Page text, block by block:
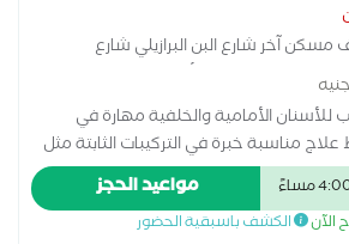
مسكن آخر شارع البن البرازيلي شارع
شارع الإنتاج اعلي ألبان المغربي
جنيه
الأمامية والخلفية مهارة في
مناسبة خبرة في التركيبات الثابتة مثل
التركيبات المتحركة والأطقم الجزئية
الحشوات التجميلية والعلاجية خبرة في
الاهتمام براحة المريض وجودة العلاج
مواعيد الحجز
الآن الكشف باسبقية الحضور